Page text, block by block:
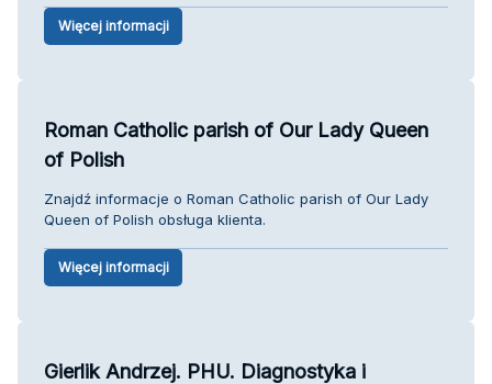
Więcej informacji
Roman Catholic parish of Our Lady Queen
of Polish
Znajdź informacje o Roman Catholic parish of Our Lady
Queen of Polish obsługa klienta.
Więcej informacji
Gierlik Andrzej. PHU. Diagnostyka i